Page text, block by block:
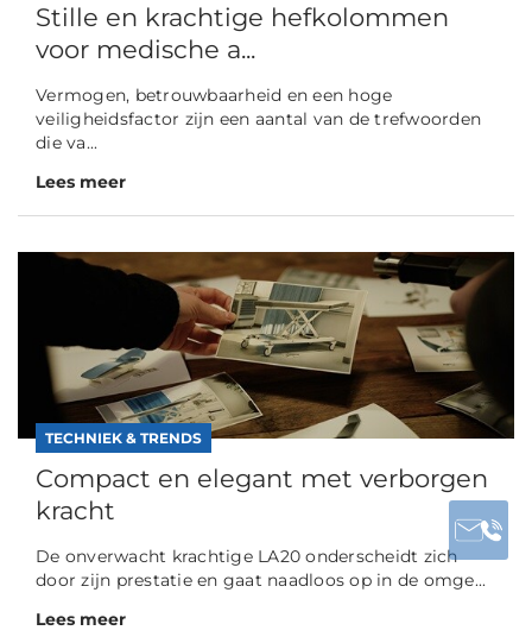
Stille en krachtige hefkolommen
voor medische a...
Vermogen, betrouwbaarheid en een hoge
veiligheidsfactor zijn een aantal van de trefwoorden
die va...
Lees meer
TECHNIEK & TRENDS
Compact en elegant met verborgen
kracht
De onverwacht krachtige LA20 onderscheidt zich
door zijn prestatie en gaat naadloos op in de omge...
Lees meer